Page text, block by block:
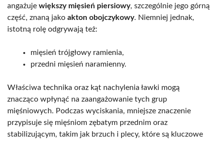
angażuje większy mięsień piersiowy, szczególnie jego górną
część, znaną jako akton obojczykowy. Niemniej jednak,
istotną rolę odgrywają też:
mięsień trójgłowy ramienia,
przedni mięsień naramienny.
Właściwa technika oraz kąt nachylenia ławki mogą
znacząco wpłynąć na zaangażowanie tych grup
mięśniowych. Podczas wyciskania, mniejsze znaczenie
przypisuje się mięśniom zębatym przednim oraz
stabilizującym, takim jak brzuch i plecy, które są kluczowe